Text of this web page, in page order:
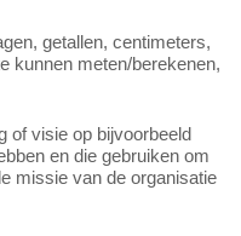
getallen, centimeters,
kunnen meten/berekenen,
of visie op bijvoorbeeld
en die gebruiken om
missie van de organisatie